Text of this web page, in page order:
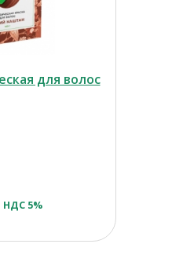
для волос
НДС 5%